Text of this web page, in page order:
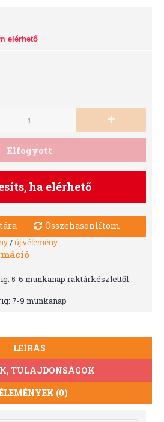
elérhető
+
Elfogyott
ha elérhető
Összehasonlítom
/ új vélemény
5-6 munkanap raktárkészlettől
7-9 munkanap
LEÍRÁS
TULAJDONSÁGOK
(0)